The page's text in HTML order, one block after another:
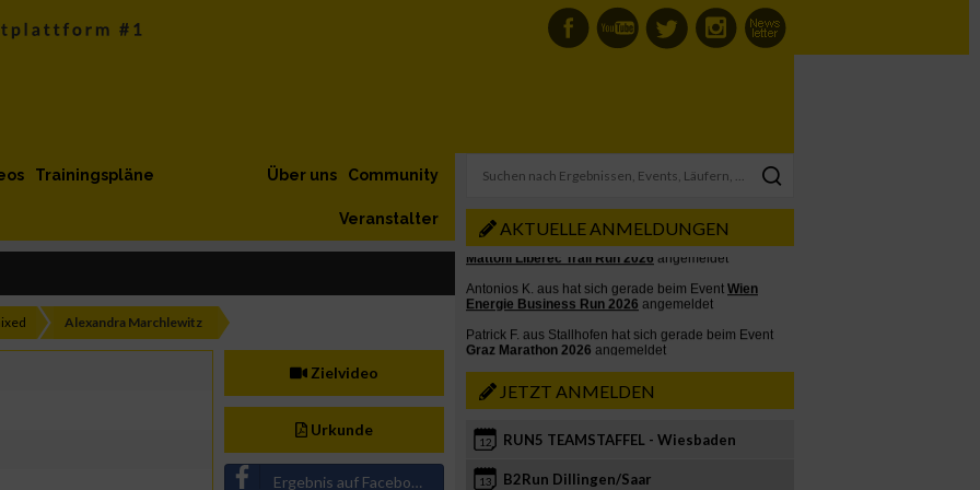
Trainingspläne Community
Über uns
Veranstalter
Alexandra Marchlewitz
Zielvideo
Urkunde
Ergebnis auf Facebook teilen
AKTUELLE ANMELDUNGEN
JETZT ANMELDEN
12 RUN5 TEAMSTAFFEL - Wiesbaden
13 B2Run Dillingen/Saar